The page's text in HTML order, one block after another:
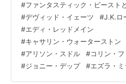
「炎のゴブレット」あたりで早々
めてしまい、金曜ロードショーな
ョンを観る程度でした。 しかし
ク・ビーストと魔法使いの旅』は
うのも「ファンタスティック・ビ
最高である確信があったからです
#ファンタスティック・ビースト
#デヴィッド・イェーツ #J.K.ロ
#エディ・レッドメイン
#キャサリン・ウォーターストン
#アリソン・スドル #コリン・
#ジョニー・デップ #エズラ・ミ